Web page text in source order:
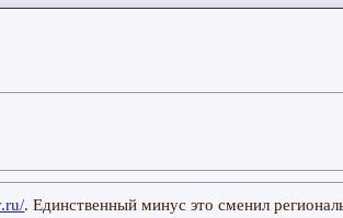
. Единственный минус это сменил